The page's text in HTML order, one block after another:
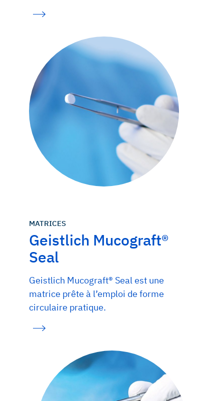
MATRICES
Geistlich Mucograft®
Seal
Geistlich Mucograft® Seal est une
matrice prête à l’emploi de forme
circulaire pratique.